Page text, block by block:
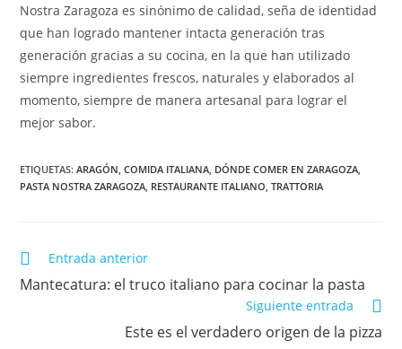
Nostra Zaragoza es sinónimo de calidad, seña de identidad
que han logrado mantener intacta generación tras
generación gracias a su cocina, en la que han utilizado
siempre ingredientes frescos, naturales y elaborados al
momento, siempre de manera artesanal para lograr el
mejor sabor.
ETIQUETAS:ARAGÓN COMIDA ITALIANA DÓNDE COMER EN ZARAGOZA
PASTA NOSTRA ZARAGOZA RESTAURANTE ITALIANO TRATTORIA
LEER
ARTÍCULOS
Entrada anterior
Mantecatura: el truco italiano para cocinar la pasta
Siguiente entrada
Este es el verdadero origen de la pizza